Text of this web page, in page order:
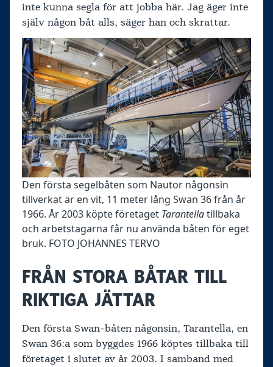
inte kunna segla för att jobba här. Jag äger inte
själv någon båt alls, säger han och skrattar.
Den första segelbåten som Nautor någonsin
tillverkat är en vit, 11 meter lång Swan 36 från år
1966. År 2003 köpte företaget Tarantellatillbaka
och arbetstagarna får nu använda båten för eget
bruk. FOTO JOHANNES TERVO
FRÅN STORA BÅTAR TILL
RIKTIGA JÄTTAR
Den första Swan-båten någonsin, Tarantella, en
Swan 36:a som byggdes 1966 köptes tillbaka till
företaget i slutet av år 2003. I samband med